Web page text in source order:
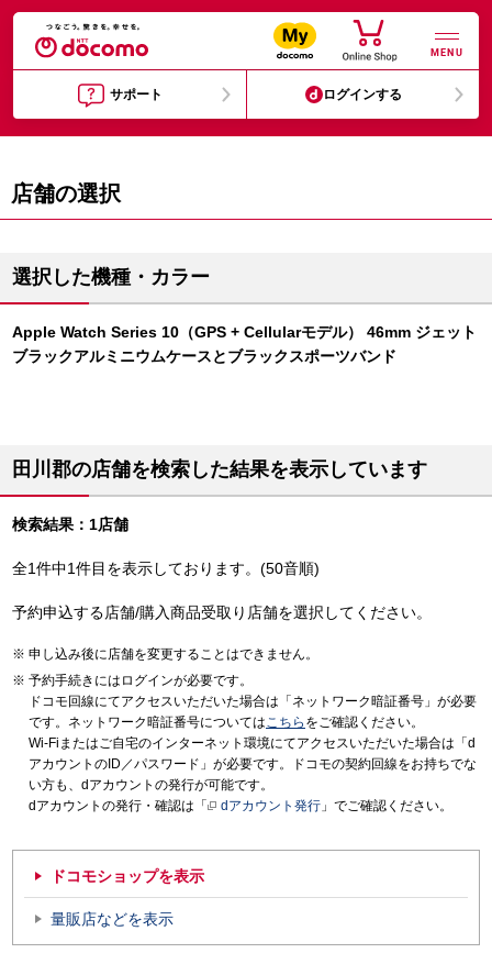
MENU
サポート ログインする
店舗の選択
選択した機種・カラー
Apple Watch Series 10（GPS + Cellularモデル） 46mm ジェット
ブラックアルミニウムケースとブラックスポーツバンド
田川郡の店舗を検索した結果を表示しています
検索結果：1店舗
全1件中1件目を表示しております。(50音順)
予約申込する店舗/購入商品受取り店舗を選択してください。
申し込み後に店舗を変更することはできません。
予約手続きにはログインが必要です。
ドコモ回線にてアクセスいただいた場合は「ネットワーク暗証番号」が必要
です。ネットワーク暗証番号についてはこちら をご確認ください。
Wi-Fiまたはご自宅のインターネット環境にてアクセスいただいた場合は「d
アカウントのID／パスワード」が必要です。ドコモの契約回線をお持ちでな
い方も、dアカウントの発行が可能です。
dアカウントの発行・確認は「
dアカウント発行 」でご確認ください。
ドコモショップを表示
量販店などを表示